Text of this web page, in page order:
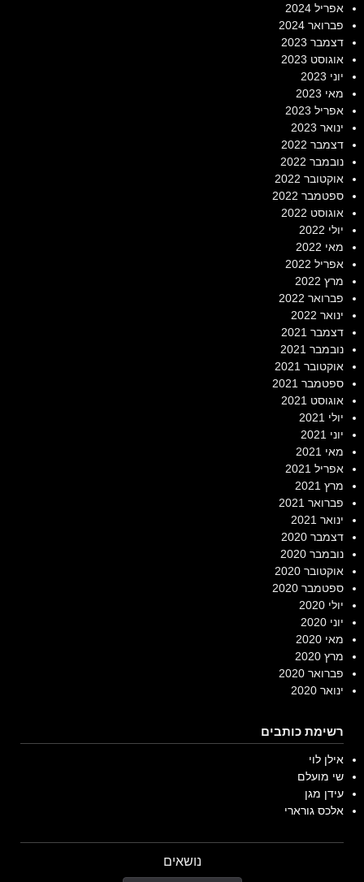
אפריל 2024
פברואר 2024
דצמבר 2023
אוגוסט 2023
יוני 2023
מאי 2023
אפריל 2023
ינואר 2023
דצמבר 2022
נובמבר 2022
אוקטובר 2022
ספטמבר 2022
אוגוסט 2022
יולי 2022
מאי 2022
אפריל 2022
מרץ 2022
פברואר 2022
ינואר 2022
דצמבר 2021
נובמבר 2021
אוקטובר 2021
ספטמבר 2021
אוגוסט 2021
יולי 2021
יוני 2021
מאי 2021
אפריל 2021
מרץ 2021
פברואר 2021
ינואר 2021
דצמבר 2020
נובמבר 2020
אוקטובר 2020
ספטמבר 2020
יולי 2020
יוני 2020
מאי 2020
מרץ 2020
פברואר 2020
ינואר 2020
רשימת כותבים
אילן לוי
שי מועלם
עידן מגן
אלכס גורארי
נושאים